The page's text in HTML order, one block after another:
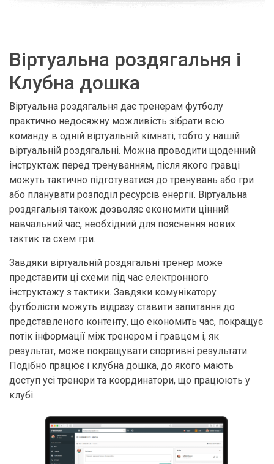
Віртуальна роздягальня і
Клубна дошка
Віртуальна роздягальня дає тренерам футболу
практично недосяжну можливість зібрати всю
команду в одній віртуальній кімнаті, тобто у нашій
віртуальній роздягальні. Можна проводити щоденний
інструктаж перед тренуванням, після якого гравці
можуть тактично підготуватися до тренувань або гри
або планувати розподіл ресурсів енергії. Віртуальна
роздягальня також дозволяє економити цінний
навчальний час, необхідний для пояснення нових
тактик та схем гри.
Завдяки віртуальній роздягальні тренер може
представити ці схеми під час електронного
інструктажу з тактики. Завдяки комунікатору
футболісти можуть відразу ставити запитання до
представленого контенту, що економить час, покращує
потік інформації між тренером і гравцем і, як
результат, може покращувати спортивні результати.
Подібно працює і клубна дошка, до якого мають
доступ усі тренери та координатори, що працюють у
клубі.